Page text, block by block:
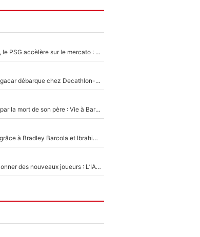
Après Maghnes Akliouche, le PSG accèlère sur le mercato : Voilà les deux nouvelles recrues qui vont signer la semaine prochaine ?
Un coéquipier de Tadej Pogacar débarque chez Decathlon-CMA CGM pour épauler Paul Seixas : «Mes meilleures années sont à venir»
Lionel Messi est endeuillé par la mort de son père : Vie à Barcelone, transfert au PSG... voilà comment Jorge Messi a joué un rôle essentiel dans sa carrière !
Un record bientôt explosé grâce à Bradley Barcola et Ibrahim Mbaye : Le PSG sur le point de réaliser un mercato historique ?
Zinédine Zidane va sélectionner des nouveaux joueurs : L’IA dévoile les 5 cracks qui pourraient rapidement le rejoindre en équipe de France !